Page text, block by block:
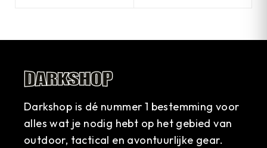
Darkshop is dé nummer 1 bestemming voor
alles wat je nodig hebt op het gebied van
outdoor, tactical en avontuurlijke gear.